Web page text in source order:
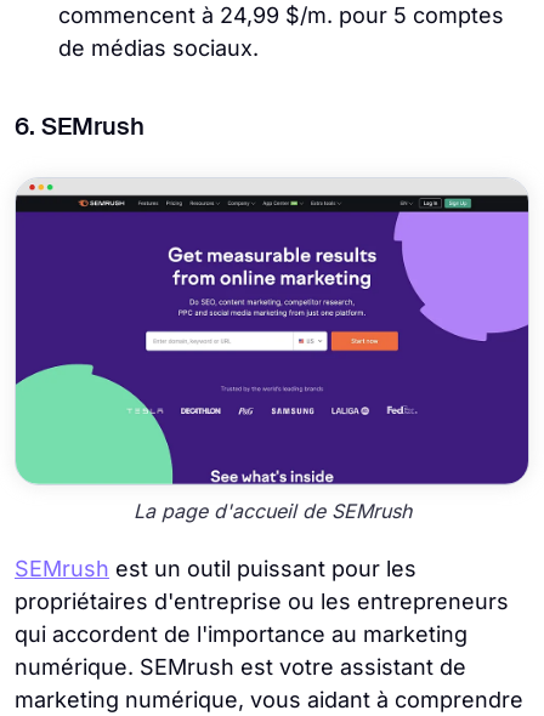
commencent à 24,99 $/m. pour 5 comptes
de médias sociaux.
6. SEMrush
La page d'accueil de SEMrush
SEMrush est un outil puissant pour les
propriétaires d'entreprise ou les entrepreneurs
qui accordent de l'importance au marketing
numérique. SEMrush est votre assistant de
marketing numérique, vous aidant à comprendre